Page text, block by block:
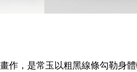
作，是常玉以粗黑線條勾勒身